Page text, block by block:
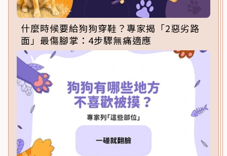
什麼時候要給狗狗穿鞋？專家揭「2惡劣路
面」最傷腳掌：4步驟無痛適應